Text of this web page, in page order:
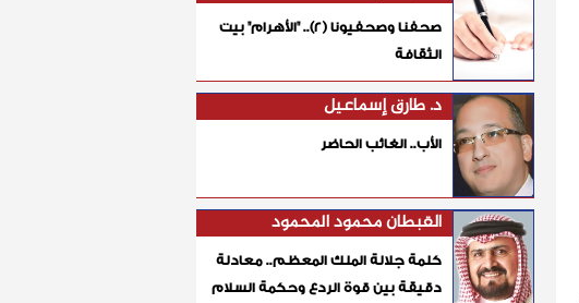
صحفنا وصحفيونا (٢).. "الأهرام" بيت
الثقافة
د. طارق إسماعيل
الأب.. الغائب الحاضر
القبطان محمود المحمود
كلمة جلالة الملك المعظم.. معادلة
دقيقة بين قوة الردع وحكمة السلام